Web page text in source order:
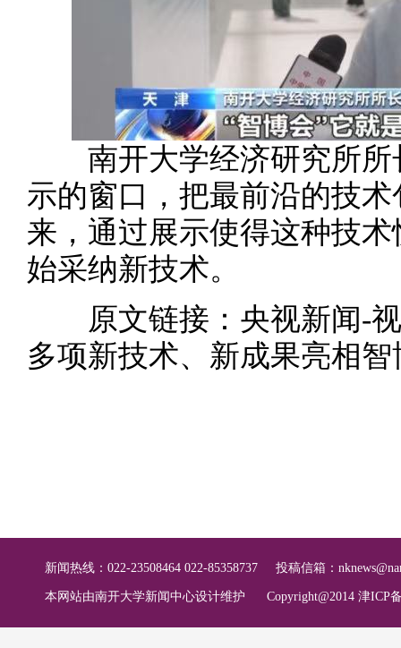
南开大学经济研究所所
示的窗口，把最前沿的技
来，通过展示使得这种技
始采纳新技术。
原文链接： 央视新闻-
多项新技术、新成果亮相智
新闻热线：022-23508464 022-85358737 投稿信箱：
本网站由南开大学新闻中心设计维护 Copyright@2014 津ICP